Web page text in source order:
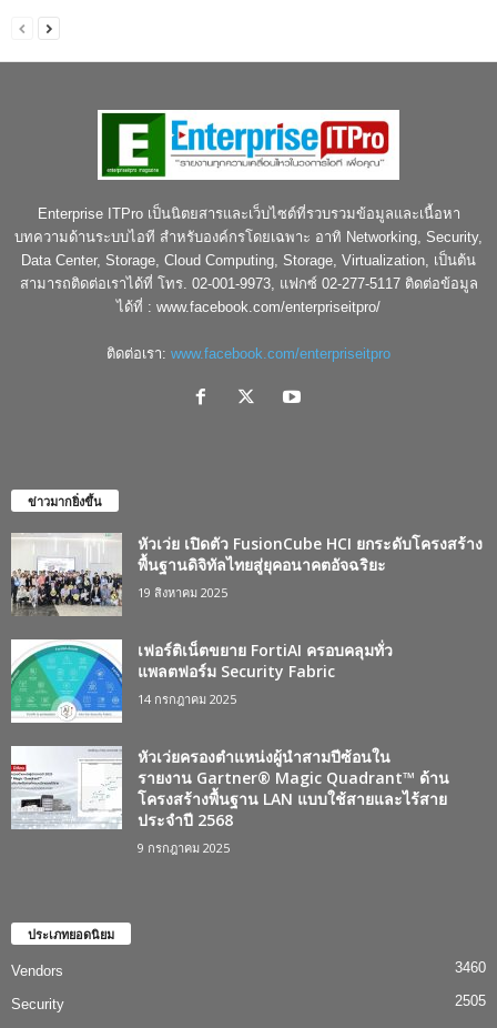
Enterprise ITPro เป็นนิตยสารและเว็บไซต์ที่รวบรวมข้อมูลและเนื้อหา
บทความด้านระบบไอที สำหรับองค์กรโดยเฉพาะ อาทิ Networking, Security,
Data Center, Storage, Cloud Computing, Storage, Virtualization, เป็นต้น
สามารถติดต่อเราได้ที่ โทร. 02-001-9973, แฟกซ์ 02-277-5117 ติดต่อข้อมูล
ได้ที่ : www.facebook.com/enterpriseitpro/
ติดต่อเรา: www.facebook.com/enterpriseitpro
ข่าวมากยิ่งขึ้น
หัวเว่ย เปิดตัว FusionCube HCI ยกระดับโครงสร้าง
พื้นฐานดิจิทัลไทยสู่ยุคอนาคตอัจฉริยะ
19 สิงหาคม 2025
เฟอร์ติเน็ตขยาย FortiAI ครอบคลุมทั่ว
แพลตฟอร์ม Security Fabric
14 กรกฎาคม 2025
หัวเว่ยครองตำแหน่งผู้นำสามปีซ้อนใน
รายงาน Gartner® Magic Quadrant™ ด้าน
โครงสร้างพื้นฐาน LAN แบบใช้สายและไร้สาย
ประจำปี 2568
9 กรกฎาคม 2025
ประเภทยอดนิยม
Vendors 3460
Security
2505